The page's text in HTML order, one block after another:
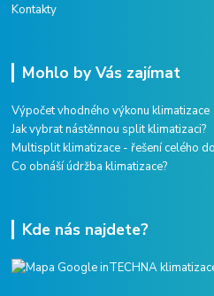
Kontakty
Mohlo by Vás zajímat
Výpočet vhodného výkonu klimatizace
Jak vybrat nástěnnou split klimatizaci?
Multisplit klimatizace - řešení celého
Co obnáší údržba klimatizace?
Kde nás najdete?